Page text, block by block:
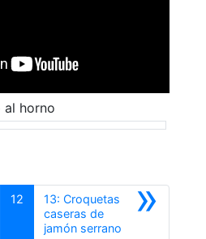
al horno
12 »
13: Croquetas
caseras de
jamón serrano